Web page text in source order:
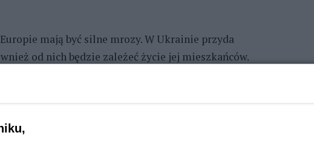
mają być silne mrozy. W Ukrainie przyda
od nich będzie zależeć życie jej mieszkańców.
kogoś z Szostki. Jej mieszkańcy bywali